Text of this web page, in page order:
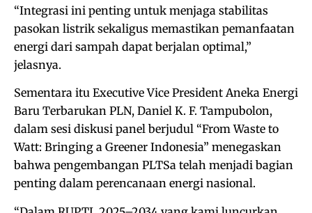
“Integrasi ini penting untuk menjaga stabilitas
pasokan listrik sekaligus memastikan pemanfaatan
energi dari sampah dapat berjalan optimal,”
jelasnya.
Sementara itu Executive Vice President Aneka Energi
Baru Terbarukan PLN, Daniel K. F. Tampubolon,
dalam sesi diskusi panel berjudul “From Waste to
Watt: Bringing a Greener Indonesia” menegaskan
bahwa pengembangan PLTSa telah menjadi bagian
penting dalam perencanaan energi nasional.